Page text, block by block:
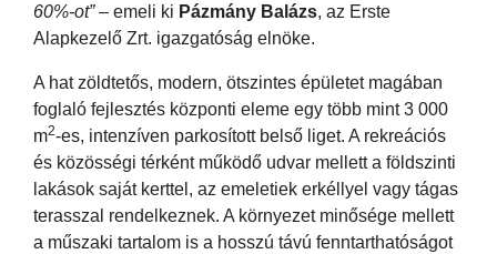
60%-ot”– emeli ki Pázmány Balázs, az Erste
Alapkezelő Zrt. igazgatóság elnöke.
A hat zöldtetős, modern, ötszintes épületet magában
foglaló fejlesztés központi eleme egy több mint 3 000
m2-es, intenzíven parkosított belső liget. A rekreációs
és közösségi térként működő udvar mellett a földszinti
lakások saját kerttel, az emeletiek erkéllyel vagy tágas
terasszal rendelkeznek. A környezet minősége mellett
a műszaki tartalom is a hosszú távú fenntarthatóságot